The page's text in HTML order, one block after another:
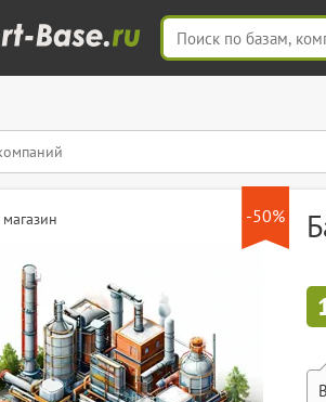
-50%